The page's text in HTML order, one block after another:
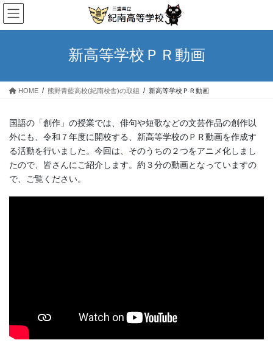
コ
ン
テ
ス
ナ
ビ
ゲ
ン
新高等学校ＰＲ動画
HOME 熊野青藍高校(紀南校舎)の取組 新高等学校ＰＲ動画
国語の「創作」の授業では、俳句や短歌などの文芸作品の創作以
外にも、令和７年度に開校する、新高等学校のＰＲ動画を作成す
る活動を行いました。今回は、そのうちの２つをアニメ化しまし
たので、皆さんにご紹介します。約３分の動画となっていますの
で、ご覧ください。